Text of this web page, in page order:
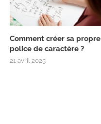
Comment créer sa propre
police de caractère ?
21 avril 2025